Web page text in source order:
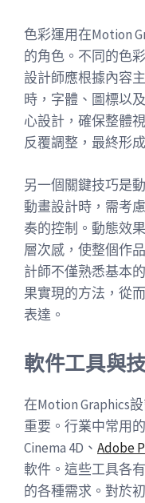
色彩運用在Motion
的角色。不同的色
設計師應根據內容
時，字體、圖標以
心設計，確保整體
反覆調整，最終形
另一個關鍵技巧是
動畫設計時，需考
奏的控制。動態效
層次感，使整個作
計師不僅熟悉基本
果實現的方法，從
表達。
軟件工具與
在Motion Graphics
重要。行業中常用
Cinema 4D、 Adobe
軟件。這些工具各
的各種需求。對於